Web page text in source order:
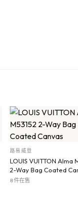
路易威登
LOUIS VUITTON Alma
2-Way Bag Coated
8 件在售